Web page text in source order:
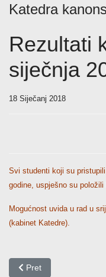
Katedra
Rezultati
siječnja
18 Siječanj 2018
Svi studenti koji su
godine, uspješno su položili
Mogućnost uvida u rad u
(kabinet Katedre).
Prethodni članak:
Pret